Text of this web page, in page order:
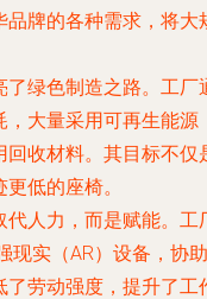
品牌的各种需求，将大
了绿色制造之路。工厂
大量采用可再生能源
收材料。其目标不仅
低的座椅。
代人力，而是赋能。工
现实（AR）设备，协助
了劳动强度，提升了工